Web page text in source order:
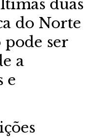
duas
do Norte
pode ser
a
e